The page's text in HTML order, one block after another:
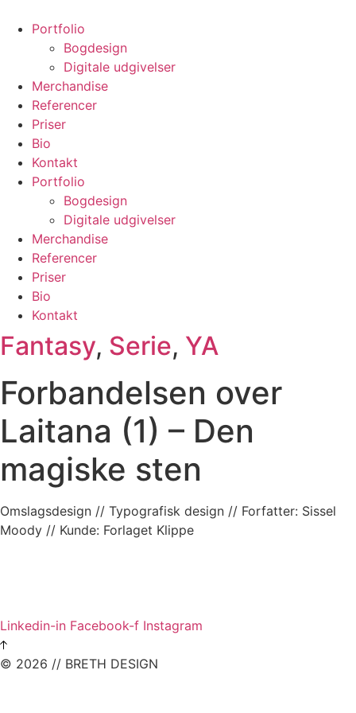
Portfolio
Bogdesign
Digitale udgivelser
Merchandise
Referencer
Priser
Bio
Kontakt
Portfolio
Bogdesign
Digitale udgivelser
Merchandise
Referencer
Priser
Bio
Kontakt
Fantasy, Serie, YA
Forbandelsen over
Laitana (1) – Den
magiske sten
Omslagsdesign // Typografisk design // Forfatter: Sissel
Moody // Kunde: Forlaget Klippe
Linkedin-in Facebook-f Instagram
© 2026 // BRETH DESIGN